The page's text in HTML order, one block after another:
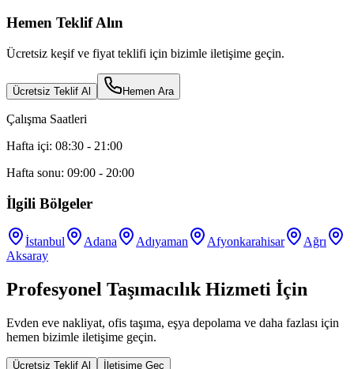
Hemen Teklif Alın
Ücretsiz keşif ve fiyat teklifi için bizimle iletişime geçin.
Ücretsiz Teklif Al Hemen Ara
Çalışma Saatleri
Hafta içi: 08:30 - 21:00
Hafta sonu: 09:00 - 20:00
İlgili Bölgeler
İstanbul Adana Adıyaman Afyonkarahisar
Ağrı
Aksaray
Profesyonel Taşımacılık Hizmeti İçin
Evden eve nakliyat, ofis taşıma, eşya depolama ve daha fazlası için
hemen bizimle iletişime geçin.
Ücretsiz Teklif Al İletişime Geç